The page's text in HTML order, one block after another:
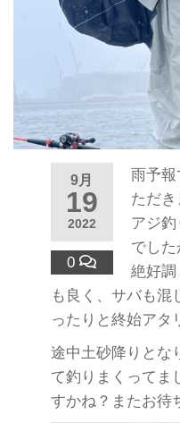
9月
19
2022
0
雨予報
ただ
アジ
でした
絶好調
も良く、サバも混
ったりと終始アタ
途中土砂降りとな
て釣りまくってま
すかね？またお待